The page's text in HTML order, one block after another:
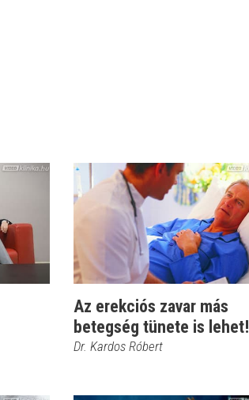
Az erekciós zavar más
betegség tünete is lehet!
Dr. Kardos Róbert